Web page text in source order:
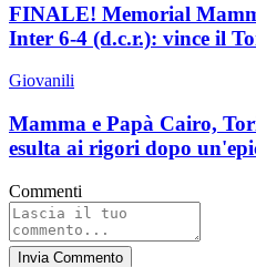
FINALE! Memorial
Inter 6-4 (d.c.r.): vince il
Giovanili
Mamma e Papà Cairo,
esulta ai rigori dopo
Commenti
Invia Commento